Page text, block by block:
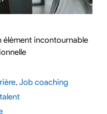
élément incontournable
,Job coaching
talent